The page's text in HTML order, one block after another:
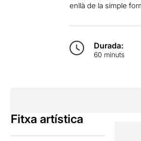
enllà de la simple
Durada:
60 minuts
Fitxa artística